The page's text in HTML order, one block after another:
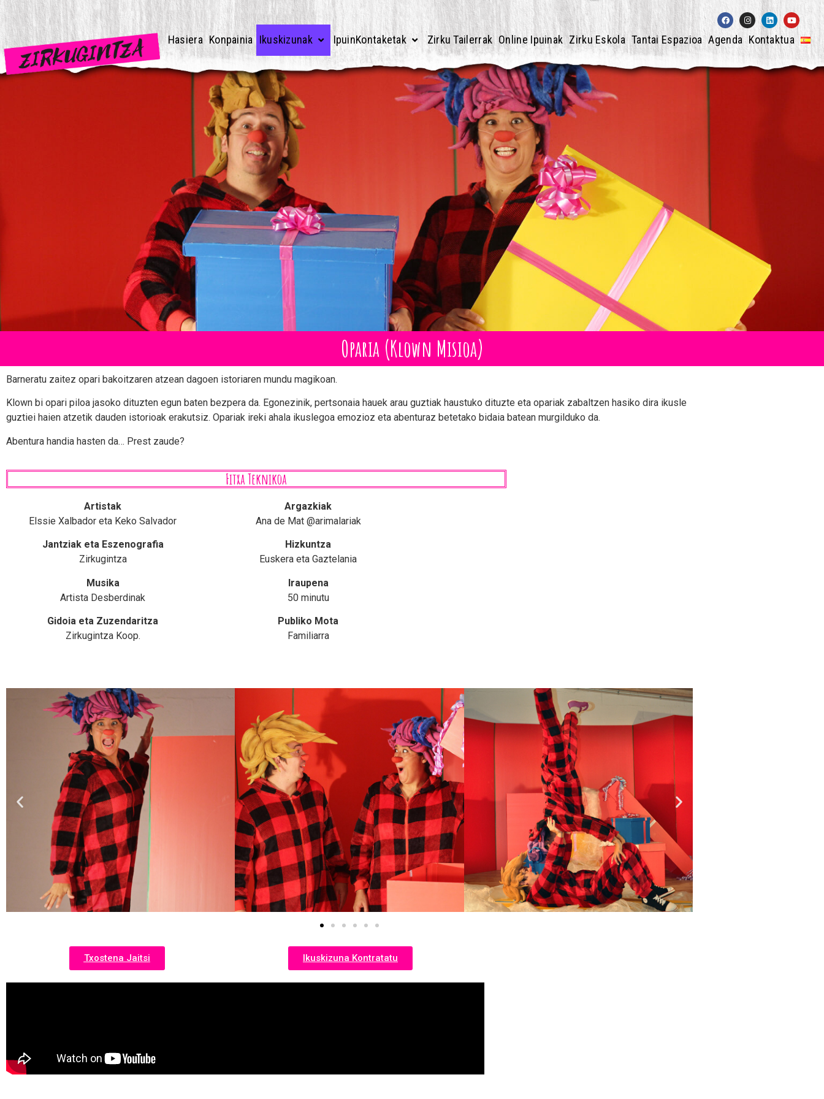
Hasiera Konpainia Ikuskizunak IpuinKontaketak Zirku Tailerrak Online Ipuinak Zirku Eskola Tantai Espazioa Agenda Kontaktua
Oparia (Klown Misioa)
Barneratu zaitez opari bakoitzaren atzean dagoen istoriaren mundu magikoan.
Klown bi opari piloa jasoko dituzten egun baten bezpera da. Egonezinik, pertsonaia hauek arau guztiak haustuko dituzte eta opariak zabaltzen hasiko dira ikusle
guztiei haien atzetik dauden istorioak erakutsiz. Opariak ireki ahala ikuslegoa emozioz eta abenturaz betetako bidaia batean murgilduko da.
Abentura handia hasten da… Prest zaude?
Fitxa Teknikoa
Artistak
Elssie Xalbador eta Keko Salvador
Jantziak eta Eszenografia
Zirkugintza
Musika
Artista Desberdinak
Gidoia eta Zuzendaritza
Zirkugintza Koop.
Argazkiak
Ana de Mat @arimalariak
Hizkuntza
Euskera eta Gaztelania
Iraupena
50 minutu
Publiko Mota
Familiarra
Txostena Jaitsi Ikuskizuna Kontratatu